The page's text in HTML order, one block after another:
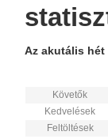
Az akutális hét
Követők
Kedvelések
Feltöltések